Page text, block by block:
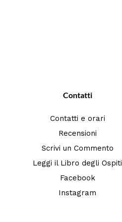
Contatti
Contatti e orari
Recensioni
Scrivi un Commento
Leggi il Libro degli Ospiti
Facebook
Instagram